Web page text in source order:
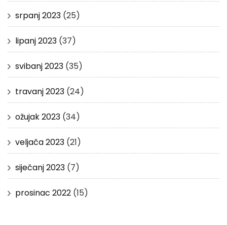
srpanj 2023 (25)
lipanj 2023 (37)
svibanj 2023 (35)
travanj 2023 (24)
ožujak 2023 (34)
veljača 2023 (21)
siječanj 2023 (7)
prosinac 2022 (15)